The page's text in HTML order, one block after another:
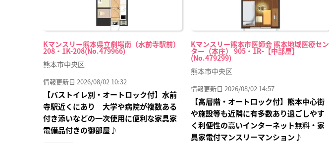
Kマンスリー熊本県立劇場南（水前寺駅前）
208・1K-208(No.479966)
熊本市中央区
情報更新日 2026/08/02 10:32
【バストイレ別・オートロック付】水前
寺駅近くにあり 大学や病院が複数ある
付き添いなどの一次使用に便利な家具家
電備品付きの御部屋♪
Kマンスリー熊本市医師会 熊本地域医療セン
ター（本庄） 905・1R-【中部屋】
(No.479299)
熊本市中央区
情報更新日 2026/08/02 14:57
【高層階・オートロック付】熊本中心街
や施設等も近隣に有多数あり過ごしやす
く利便性の高いインターネット無料・家
具家電付マンスリーマンション♪